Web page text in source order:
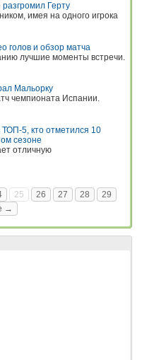
Герту
имея на одного игрока
голов и обзор матча
лучшие моменты встречи.
Мальорку
чемпионата Испании.
5, кто отметился 10
сезоне
отличную
25 26 27 28
29
→